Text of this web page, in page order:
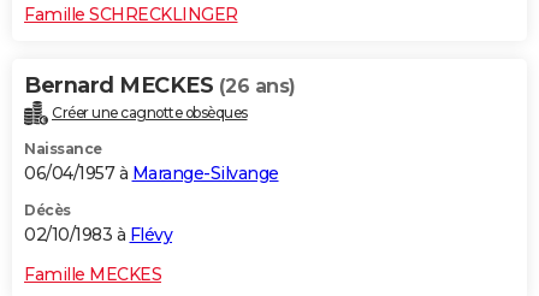
Famille SCHRECKLINGER
Bernard MECKES (26 ans)
Créer une cagnotte obsèques
Naissance
06/04/1957 à Marange-Silvange
Décès
02/10/1983 à Flévy
Famille MECKES